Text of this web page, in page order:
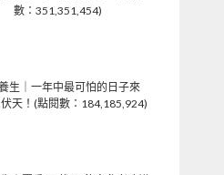
數：351,351,454)
生｜一年中最可怕的日子來
天！(點閱數：184,185,924)